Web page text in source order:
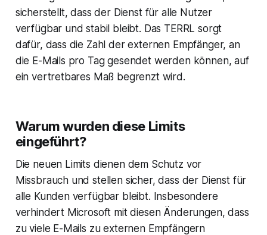
sicherstellt, dass der Dienst für alle Nutzer
verfügbar und stabil bleibt. Das TERRL sorgt
dafür, dass die Zahl der externen Empfänger, an
die E-Mails pro Tag gesendet werden können, auf
ein vertretbares Maß begrenzt wird.
Warum wurden diese Limits
eingeführt?
Die neuen Limits dienen dem Schutz vor
Missbrauch und stellen sicher, dass der Dienst für
alle Kunden verfügbar bleibt. Insbesondere
verhindert Microsoft mit diesen Änderungen, dass
zu viele E-Mails zu externen Empfängern